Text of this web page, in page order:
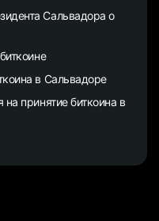
Cальвадора о
в Сальвадоре
принятие биткоина в